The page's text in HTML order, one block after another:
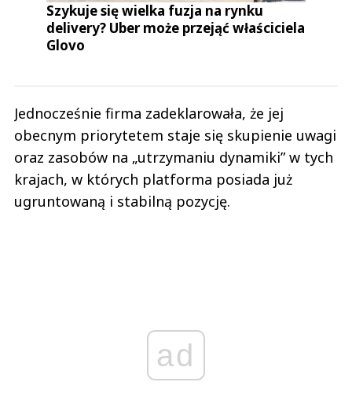
Szykuje się wielka fuzja na rynku
delivery? Uber może przejąć właściciela
Glovo
Jednocześnie firma zadeklarowała, że jej
obecnym priorytetem staje się skupienie uwagi
oraz zasobów na „utrzymaniu dynamiki” w tych
krajach, w których platforma posiada już
ugruntowaną i stabilną pozycję.
ad